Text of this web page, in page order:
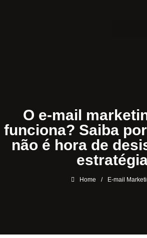
O e-mail
funciona? Saiba
não é hora de
Home / E-mail